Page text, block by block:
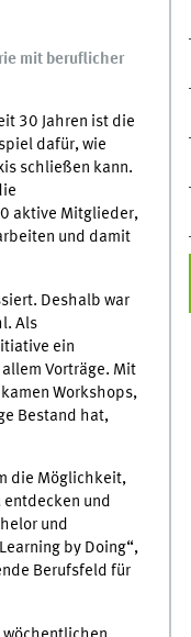
mit beruflicher
30 Jahren ist die
dafür, wie
schließen kann.
aktive Mitglieder,
und damit
Deshalb war
Als
ein
Vorträge. Mit
Workshops,
Bestand hat,
die Möglichkeit,
entdecken und
und
by Doing“,
Berufsfeld für